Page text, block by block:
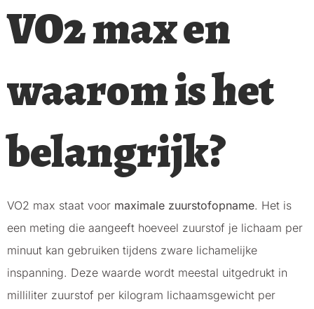
VO2 max en
waarom is het
belangrijk?
VO2 max staat voor maximale zuurstofopname. Het is
een meting die aangeeft hoeveel zuurstof je lichaam per
minuut kan gebruiken tijdens zware lichamelijke
inspanning. Deze waarde wordt meestal uitgedrukt in
milliliter zuurstof per kilogram lichaamsgewicht per